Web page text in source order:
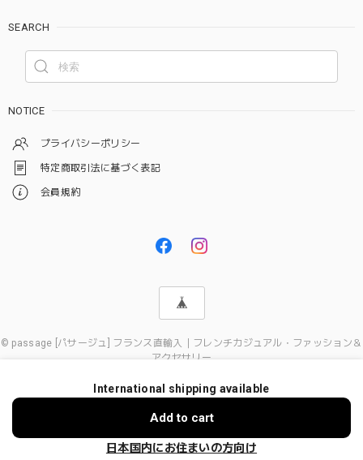
SEARCH
NOTICE
プライバシーポリシー
特定商取引法に基づく表記
会員規約
© passage [パサージュ] フランス直輸入｜フレンチカジュアル・ファッション＆
アクセサリー
International shipping available
Add to cart
日本国内にお住まいの方向け
ショップに質問する